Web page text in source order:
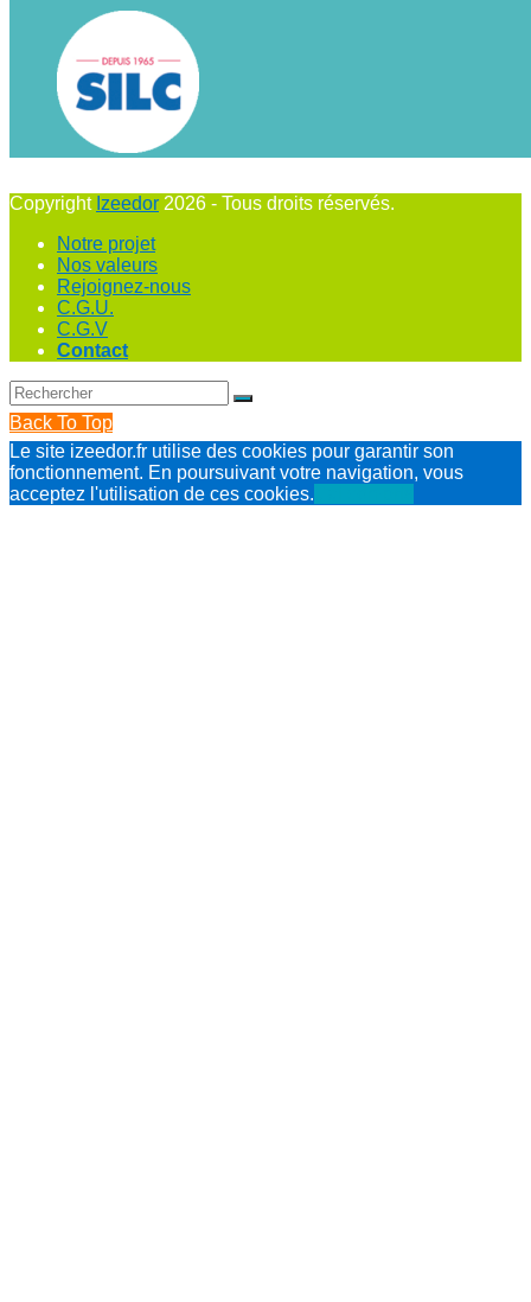
Copyright Izeedor 2026 - Tous droits réservés.
Notre projet
Nos valeurs
Rejoignez-nous
C.G.U.
C.G.V
Contact
Back To Top
Le site izeedor.fr utilise des cookies pour garantir son
fonctionnement. En poursuivant votre navigation, vous
acceptez l'utilisation de ces cookies.